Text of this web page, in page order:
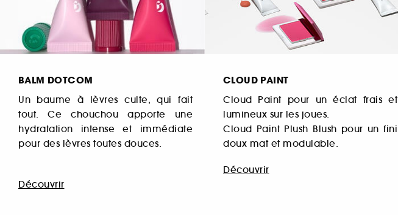
BALM DOTCOM
Un baume à lèvres culte, qui fait
tout. Ce chouchou apporte une
hydratation intense et immédiate
pour des lèvres toutes douces.
Découvrir
CLOUD PAINT
Cloud Paint pour un éclat frais et
lumineux sur les joues.
Cloud Paint Plush Blush pour un fini
doux mat et modulable.
Découvrir